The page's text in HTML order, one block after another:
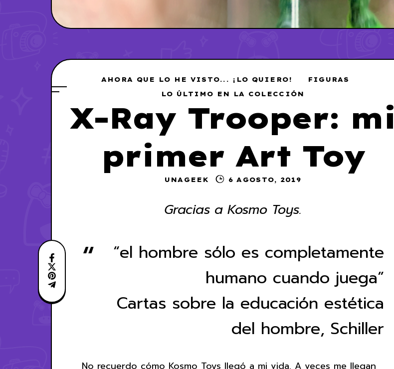
AHORA QUE LO HE VISTO... ¡LO QUIERO!
FIGURAS
LO ÚLTIMO EN LA COLECCIÓN
X-Ray Trooper: mi
primer Art Toy
UNAGEEK 6 AGOSTO, 2019
Gracias a Kosmo Toys.
“el hombre sólo es completamente
humano cuando juega”
Cartas sobre la educación estética
del hombre, Schiller
No recuerdo cómo Kosmo Toys llegó a mi vida. A veces me llegan